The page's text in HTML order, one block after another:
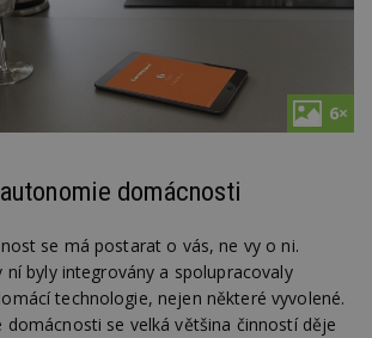
6×
domácnosti
se má postarat o vás, ne vy o ni.
ní byly integrovány a spolupracovaly
technologie, nejen některé vyvolené.
domácnosti se velká většina činností děje